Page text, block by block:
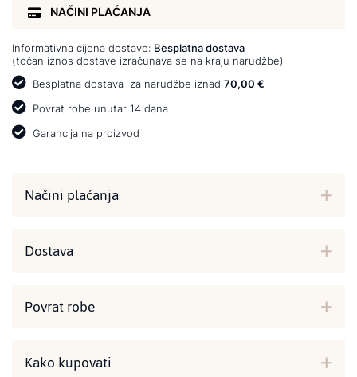
NAČINI PLAĆANJA
Informativna cijena dostave: Besplatna dostava
(točan iznos dostave izračunava se na kraju narudžbe)
Besplatna dostava za narudžbe iznad 70,00 €
Povrat robe unutar 14 dana
Garancija na proizvod
Načini plaćanja
Dostava
Povrat robe
Kako kupovati